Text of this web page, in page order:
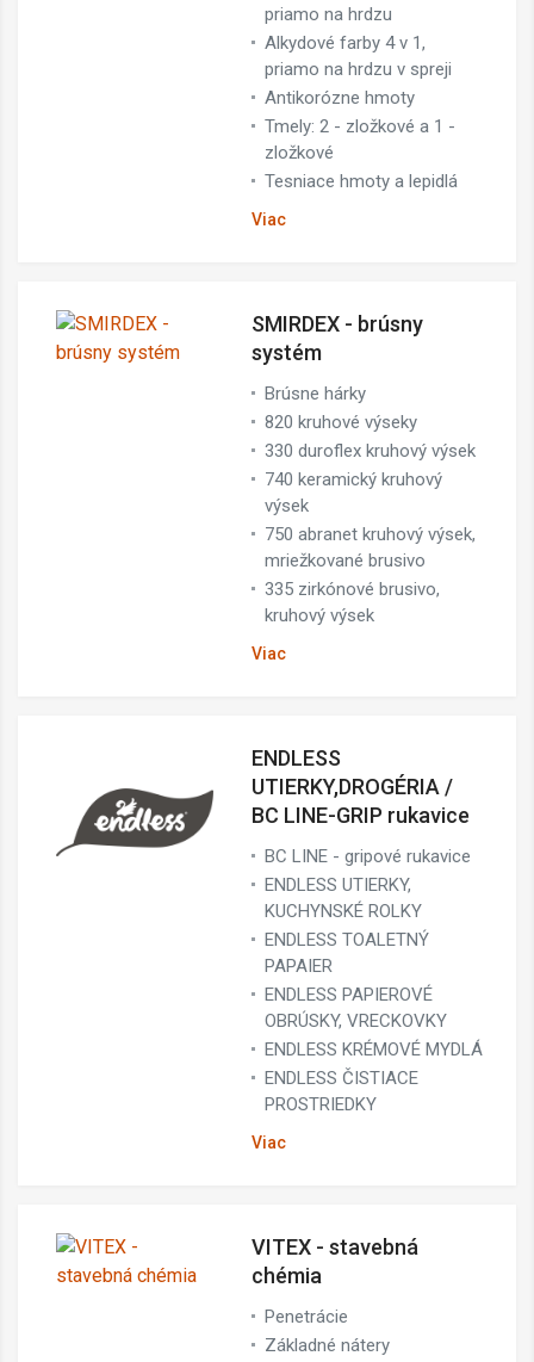
priamo na hrdzu
Alkydové farby 4 v 1,
priamo na hrdzu v spreji
Antikorózne hmoty
Tmely: 2 - zložkové a 1 -
zložkové
Tesniace hmoty a lepidlá
Viac
SMIRDEX - brúsny
systém
Brúsne hárky
820 kruhové výseky
330 duroflex kruhový výsek
740 keramický kruhový
výsek
750 abranet kruhový výsek,
mriežkované brusivo
335 zirkónové brusivo,
kruhový výsek
Viac
ENDLESS
UTIERKY,DROGÉRIA /
BC LINE-GRIP rukavice
BC LINE - gripové rukavice
ENDLESS UTIERKY,
KUCHYNSKÉ ROLKY
ENDLESS TOALETNÝ
PAPAIER
ENDLESS PAPIEROVÉ
OBRÚSKY, VRECKOVKY
ENDLESS KRÉMOVÉ MYDLÁ
ENDLESS ČISTIACE
PROSTRIEDKY
Viac
VITEX - stavebná
chémia
Penetrácie
Základné nátery